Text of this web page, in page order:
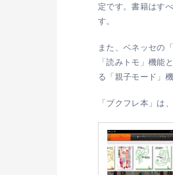
定です。書籍はす
す。
また、ベネッセの
「読みトモ」機能
る「親子モード」
「ブクフレ本」は